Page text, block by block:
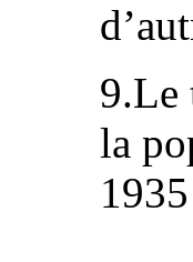
9.Le
la